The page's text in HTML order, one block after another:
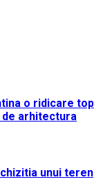
o ridicare
arhitectura
unui teren